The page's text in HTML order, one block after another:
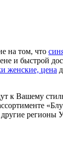
на том, что
и быстрой
женские, цена
к Вашему
другие регионы